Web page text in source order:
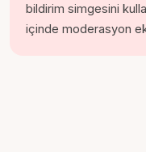
bildirim simgesini
içinde moderasyon